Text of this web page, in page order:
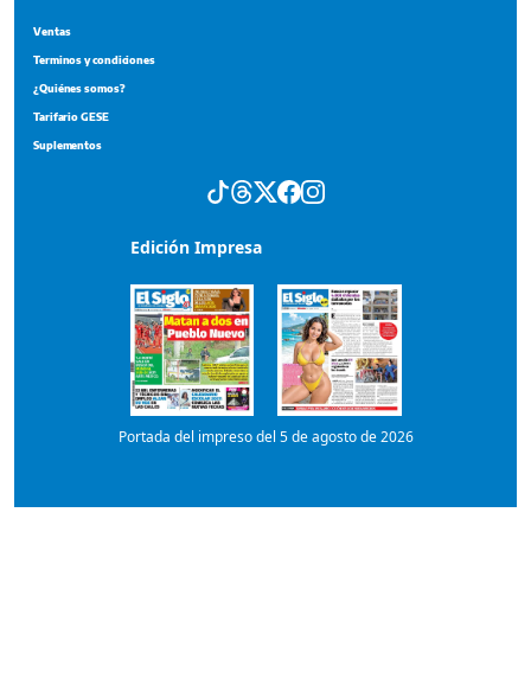
Portada del impreso del 5 de agosto de 2026